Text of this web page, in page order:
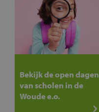
Bekijk de open dagen
van scholen in de
Woude e.o.